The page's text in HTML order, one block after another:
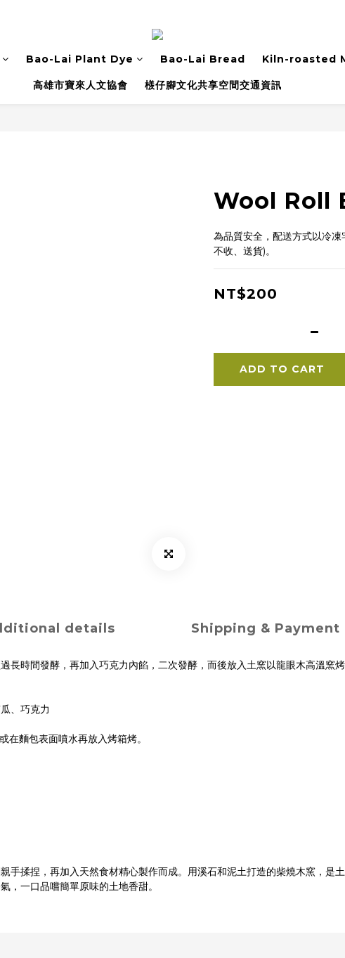
Bao-Lai Plant Dye Bao-Lai Bread Kiln-roasted
高雄市寶來人文協會 檨仔腳文化共享空間交通資訊
Wool Roll
為品質安全，配送方式以冷
不收、送貨)。
NT$200
ADD TO CART
details Shipping & Payment
長時間發酵，再加入巧克力內餡，二次發酵，而後放入土窯以龍眼木高溫窯
、巧克力
麵包表面噴水再放入烤箱烤。
手揉捏，再加入天然食材精心製作而成。用溪石和泥土打造的柴燒木窯，是
一口品嚐簡單原味的土地香甜。